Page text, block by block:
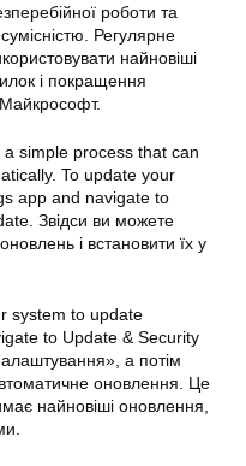
роботи та
Регулярне
найновіші
і покращення
a simple process that can
To update your
app and navigate to
Звідси ви можете
і встановити їх у
system to update
to Update & Security
а потім
оновлення. Це
найновіші оновлення,